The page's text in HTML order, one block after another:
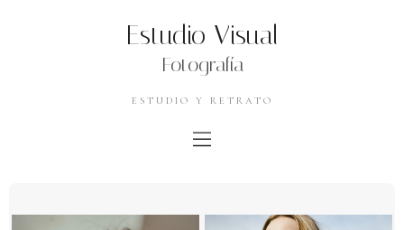
Estudio Visual
Fotografía
ESTUDIO Y RETRATO